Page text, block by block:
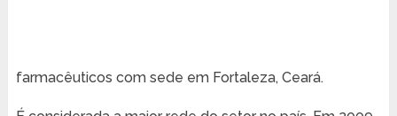
farmacêuticos com sede em Fortaleza, Ceará.